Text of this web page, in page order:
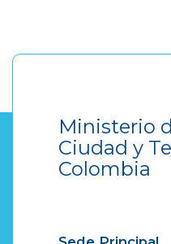
Ministerio
Ciudad y
Colombia